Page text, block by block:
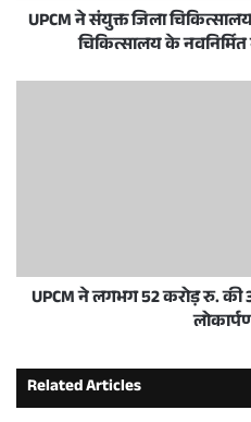
UPCM ने संयुक्त जिला
चिकित्सालय के
UPCM ने लगभग 52 करोड़ रु. की
Related Articles